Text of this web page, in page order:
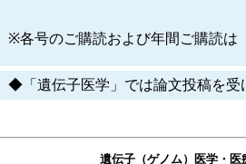
※各号のご購読および年間ご購読
◆「遺伝子医学」では論文投稿を受
遺伝子（ゲノム）医学・